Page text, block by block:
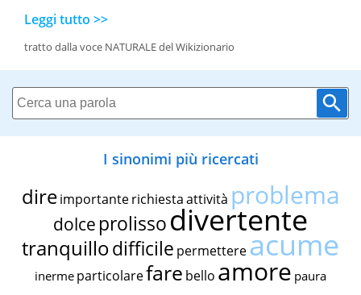
Leggi tutto >>
tratto dalla voce NATURALE del Wikizionario
I sinonimi più ricercati
dire importante richiestaattività problema
dolce prolissodivertente
tranquillodifficile permettereacume
inerme particolarefare bello amore paura